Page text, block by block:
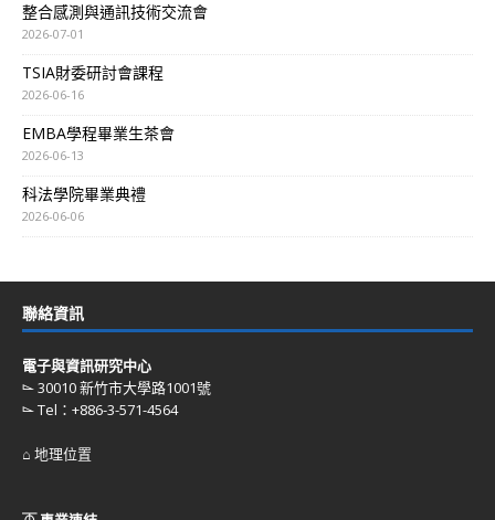
整合感測與通訊技術交流會
2026-07-01
TSIA財委研討會課程
2026-06-16
EMBA學程畢業生茶會
2026-06-13
科法學院畢業典禮
2026-06-06
聯絡資訊
電子與資訊研究中心
⌳ 30010 新竹市大學路1001號
⌳ Tel：+886-3-571-4564
⌂ 地理位置